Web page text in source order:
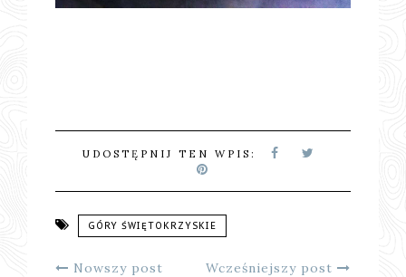
UDOSTĘPNIJ TEN WPIS:
GÓRY ŚWIĘTOKRZYSKIE
Nowszy post Wcześniejszy post